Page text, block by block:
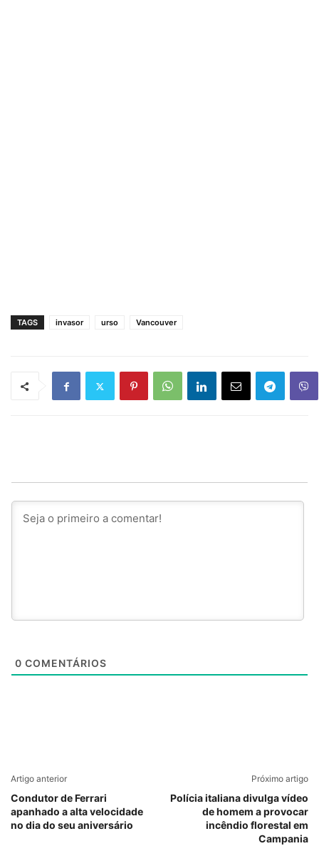
TAGS invasor urso Vancouver
0 COMENTÁRIOS
Artigo anterior
Condutor de Ferrari
apanhado a alta velocidade
no dia do seu aniversário
Próximo artigo
Polícia italiana divulga vídeo
de homem a provocar
incêndio florestal em
Campania